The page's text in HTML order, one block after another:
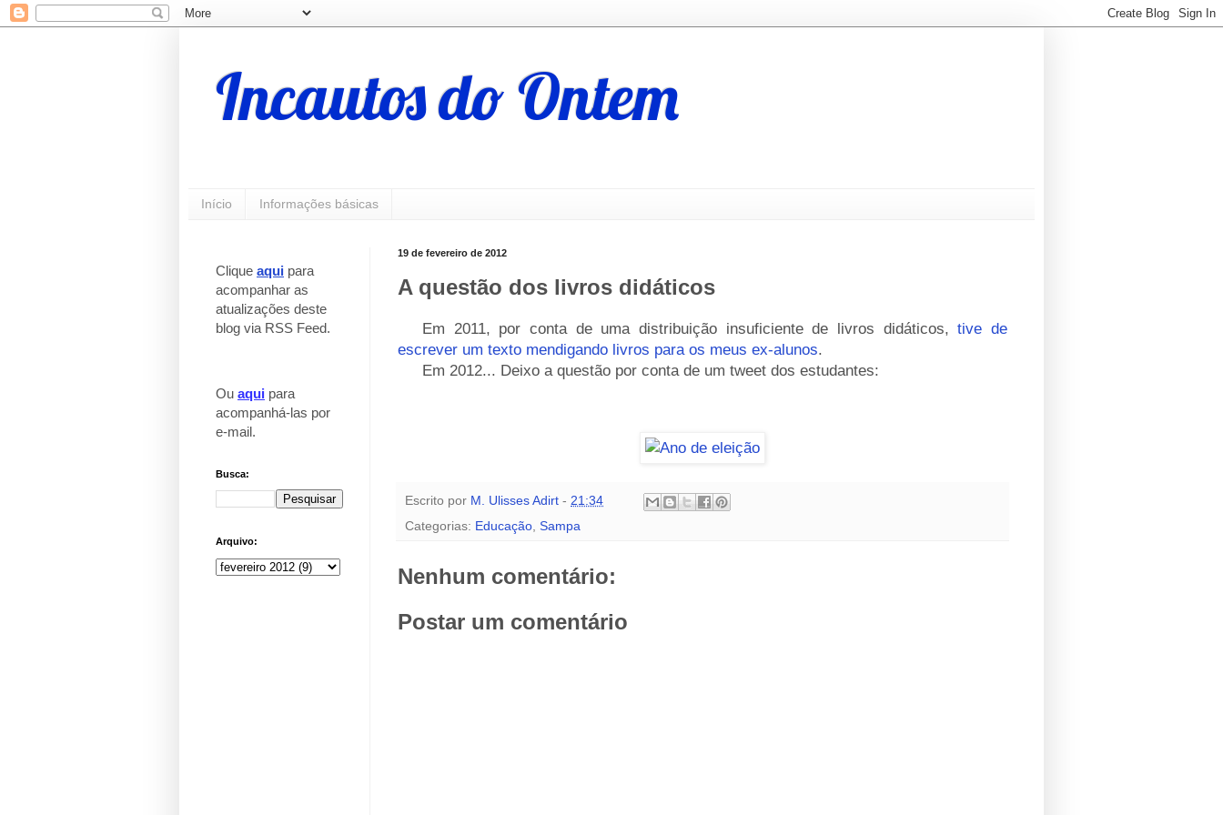
Incautos do Ontem
Início Informações básicas
19 de fevereiro de 2012
A questão dos livros didáticos
Em 2011, por conta de uma distribuição insuficiente de livros didáticos,tive de
escrever um texto mendigando livros para os meus ex-alunos.
Em 2012... Deixo a questão por conta de um tweet dos estudantes:
Escrito por M. Ulisses Adirt - 21:34
Categorias: Educação Sampa
Nenhum comentário:
Postar um comentário
Clique aqui para
acompanhar as
atualizações deste
blog via RSS Feed.
Ou aqui para
acompanhá-las por
e-mail.
Busca:
Arquivo: